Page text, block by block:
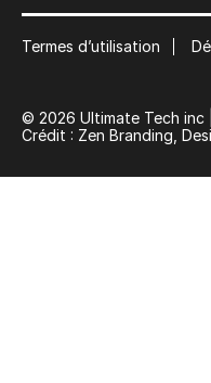
Termes d’utilisation
© 2026 Ultimate Tech inc |
Crédit : Zen Branding,